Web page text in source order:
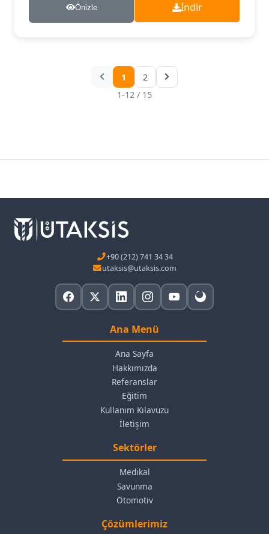
Önizle İndir
1
2
1-12 / 15
+90 (212) 741 34 34
utaksis@utaksis.com
Ana Menü
Ana Sayfa
Hakkımızda
Referanslar
Eğitim
Kullanım Kılavuzu
İletişim
Sektörler
Medikal
Savunma
Otomotiv
Çözümlerimiz